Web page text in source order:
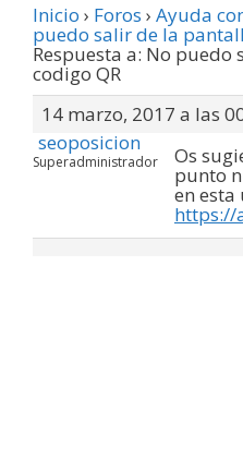
Inicio › Foros › Ayuda
puedo salir de la
Respuesta a: No
codigo QR
14 marzo, 2017 a las
seoposicion
Superadministrador Os
punto
en esta
https://